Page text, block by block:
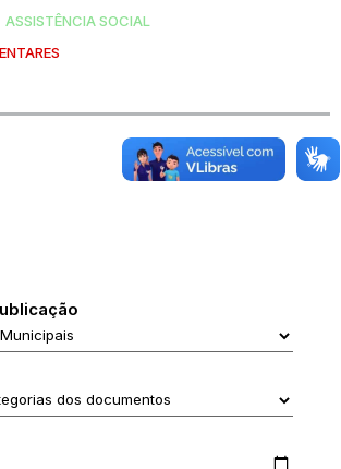
ASSISTÊNCIA SOCIAL